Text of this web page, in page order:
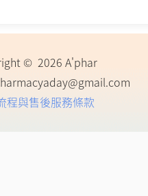
© 2026 A'phar
程與售後服務條款